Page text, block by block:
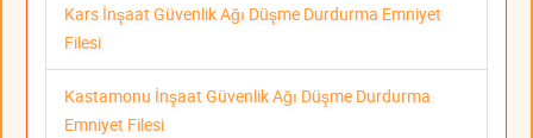
Kars İnşaat Güvenlik Ağı Düşme Durdurma Emniyet
Filesi
Kastamonu İnşaat Güvenlik Ağı Düşme Durdurma
Emniyet Filesi